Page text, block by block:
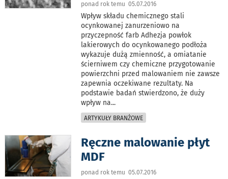
ponad rok temu 05.07.2016
Wpływ składu chemicznego stali
ocynkowanej zanurzeniowo na
przyczepność farb Adhezja powłok
lakierowych do ocynkowanego podłoża
wykazuje dużą zmienność, a omiatanie
ścierniwem czy chemiczne przygotowanie
powierzchni przed malowaniem nie zawsze
zapewnia oczekiwane rezultaty. Na
podstawie badań stwierdzono, że duży
wpływ na...
ARTYKUŁY BRANŻOWE
Ręczne malowanie płyt
MDF
ponad rok temu 05.07.2016